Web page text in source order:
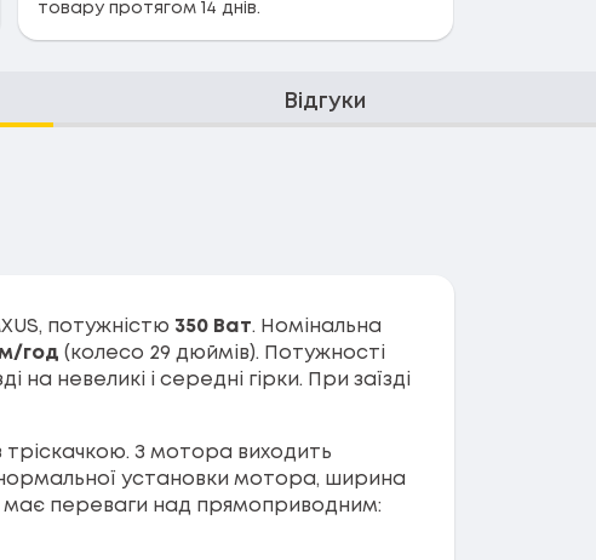
товару протягом 14 днів.
Відгуки
потужністю 350 Ват. Номінальна
год (колесо 29 дюймів). Потужності
невеликі і середні гірки. При заїзді
тріскачкою. З мотора виходить
установки мотора, ширина
має переваги над прямоприводним: